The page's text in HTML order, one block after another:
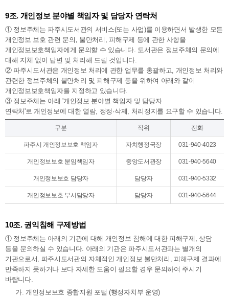
9조. 개인정보 분야별 책임자 및 담당자 연락처
① 정보주체는 파주시도서관의 서비스(또는 사업)를 이용하면서 발생한 모든
개인정보 보호 관련 문의, 불만처리, 피해구제 등에 관한 사항을
개인정보보호책임자에게 문의할 수 있습니다. 도서관은 정보주체의 문의에
대해 지체 없이 답변 및 처리해 드릴 것입니다.
② 파주시도서관은 개인정보 처리에 관한 업무를 총괄하고, 개인정보 처리와
관련한 정보주체의 불만처리 및 피해구제 등을 위하여 아래와 같이
개인정보보호책임자를 지정하고 있습니다.
③ 정보주체는 아래 '개인정보 분야별 책임자 및 담당자
연락처'로 개인정보에 대한 열람, 정정·삭제, 처리정지를 요구할 수 있습니다.
구분 직위 전화
파주시 개인정보보호 책임자 자치행정국장 031-940-4023
개인정보보호 분임책임자 중앙도서관장 031-940-5640
개인정보보호 담당자 담당자 031-940-5332
개인정보보호 부서담당자 담당자 031-940-5644
10조. 권익침해 구제방법
① 정보주체는 아래의 기관에 대해 개인정보 침해에 대한 피해구제, 상담
등을 문의하실 수 있습니다. 아래의 기관은 파주시도서관과는 별개의
기관으로서, 파주시도서관의 자체적인 개인정보 불만처리, 피해구제 결과에
만족하지 못하거나 보다 자세한 도움이 필요할 경우 문의하여 주시기
바랍니다.
가. 개인정보보호 종합지원 포털 (행정자치부 운영)